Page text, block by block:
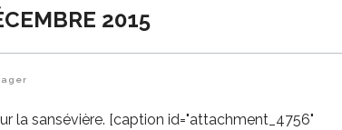
2015
la sansévière. [caption id="attachment_4756"